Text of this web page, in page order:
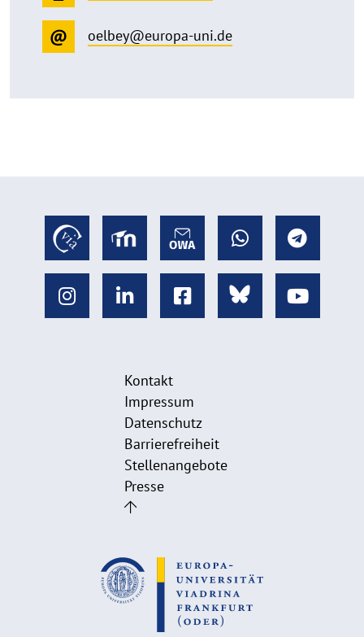
oelbey@europa-uni.de
Kontakt
Impressum
Datenschutz
Barrierefreiheit
Stellenangebote
Presse